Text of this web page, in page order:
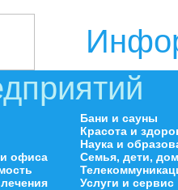
офиса
Бани и сауны
Красота и
Наука и
Семья, дети,
Услуги и сервис